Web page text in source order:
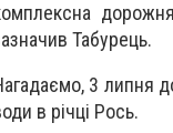
Табурець.
3 липня
в річці Рось.